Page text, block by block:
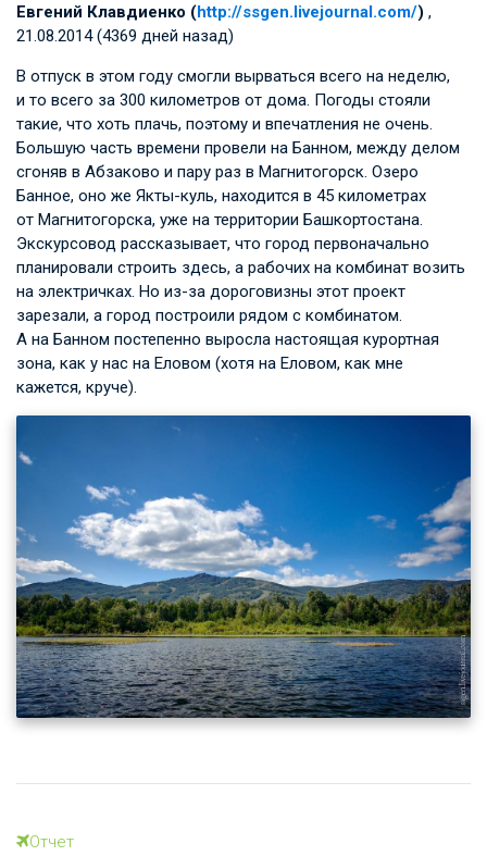
Евгений Клавдиенко (http://ssgen.livejournal.com/) ,
21.08.2014 (4369 дней назад)
В отпуск в этом году смогли вырваться всего на неделю,
и то всего за 300 километров от дома. Погоды стояли
такие, что хоть плачь, поэтому и впечатления не очень.
Большую часть времени провели на Банном, между делом
сгоняв в Абзаково и пару раз в Магнитогорск. Озеро
Банное, оно же Якты-куль, находится в 45 километрах
от Магнитогорска, уже на территории Башкортостана.
Экскурсовод рассказывает, что город первоначально
планировали строить здесь, а рабочих на комбинат возить
на электричках. Но из-за дороговизны этот проект
зарезали, а город построили рядом с комбинатом.
А на Банном постепенно выросла настоящая курортная
зона, как у нас на Еловом (хотя на Еловом, как мне
кажется, круче).
Отчет